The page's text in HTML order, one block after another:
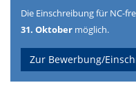
Die Einschreibung für NC-
31. Oktober möglich.
Zur Bewerbung/